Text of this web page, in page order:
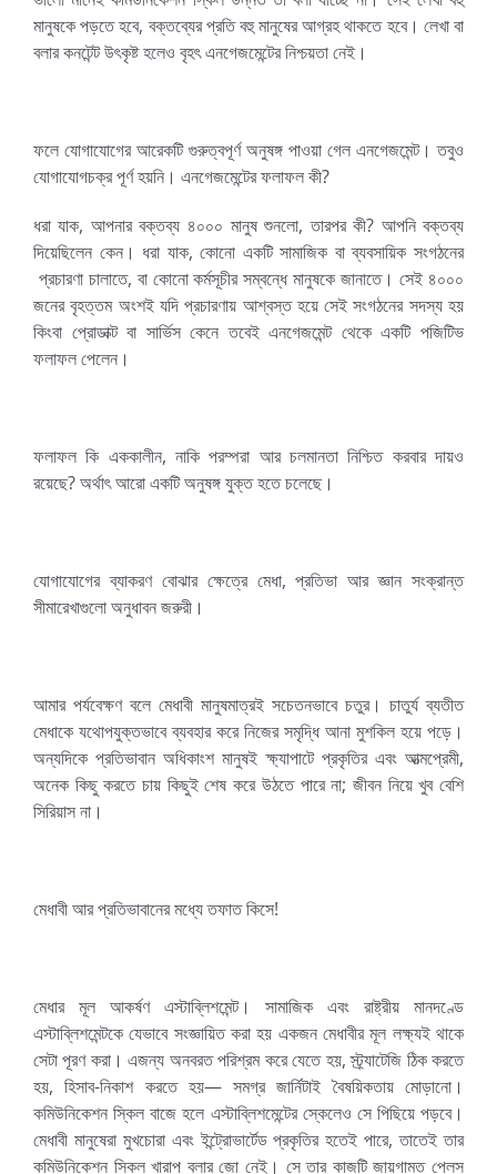
মানুষকে পড়তে হবে, বক্তব্যের প্রতি বহু মানুষের আগ্রহ থাকতে হবে। লেখা বা
বলার কনটেন্ট উৎকৃষ্ট হলেও বৃহৎ এনগেজমেন্টের নিশ্চয়তা নেই।
ফলে যোগাযোগের আরেকটি গুরুত্বপূর্ণ অনুষঙ্গ পাওয়া গেল এনগেজমেন্ট। তবুও
যোগাযোগচক্র পূর্ণ হয়নি। এনগেজমেন্টের ফলাফল কী?
ধরা যাক, আপনার বক্তব্য ৪০০০ মানুষ শুনলো, তারপর কী? আপনি বক্তব্য
দিয়েছিলেন কেন। ধরা যাক, কোনো একটি সামাজিক বা ব্যবসায়িক সংগঠনের
প্রচারণা চালাতে, বা কোনো কর্মসূচীর সম্বন্ধে মানুষকে জানাতে। সেই ৪০০০
জনের বৃহত্তম অংশই যদি প্রচারণায় আশ্বস্ত হয়ে সেই সংগঠনের সদস্য হয়
কিংবা প্রোডাক্ট বা সার্ভিস কেনে তবেই এনগেজমেন্ট থেকে একটি পজিটিভ
ফলাফল পেলেন।
ফলাফল কি এককালীন, নাকি পরম্পরা আর চলমানতা নিশ্চিত করবার দায়ও
রয়েছে? অর্থাৎ আরো একটি অনুষঙ্গ যুক্ত হতে চলেছে।
যোগাযোগের ব্যাকরণ বোঝার ক্ষেত্রে মেধা, প্রতিভা আর জ্ঞান সংক্রান্ত
সীমারেখাগুলো অনুধাবন জরুরী।
আমার পর্যবেক্ষণ বলে মেধাবী মানুষমাত্রই সচেতনভাবে চতুর। চাতুর্য ব্যতীত
মেধাকে যথোপযুক্তভাবে ব্যবহার করে নিজের সমৃদ্ধি আনা মুশকিল হয়ে পড়ে।
অন্যদিকে প্রতিভাবান অধিকাংশ মানুষই ক্ষ্যাপাটে প্রকৃতির এবং আত্মপ্রেমী,
অনেক কিছু করতে চায় কিছুই শেষ করে উঠতে পারে না; জীবন নিয়ে খুব বেশি
সিরিয়াস না।
মেধাবী আর প্রতিভাবানের মধ্যে তফাত কিসে!
মেধার মূল আকর্ষণ এস্টাব্লিশমেন্ট। সামাজিক এবং রাষ্ট্রীয় মানদণ্ডে
এস্টাব্লিশমেন্টকে যেভাবে সংজ্ঞায়িত করা হয় একজন মেধাবীর মূল লক্ষ্যই থাকে
সেটা পূরণ করা। এজন্য অনবরত পরিশ্রম করে যেতে হয়, স্ট্র্যাটেজি ঠিক করতে
হয়, হিসাব-নিকাশ করতে হয়— সমগ্র জার্নিটাই বৈষয়িকতায় মোড়ানো।
কমিউনিকেশন স্কিল বাজে হলে এস্টাব্লিশমেন্টের স্কেলেও সে পিছিয়ে পড়বে।
মেধাবী মানুষেরা মুখচোরা এবং ইন্ট্রোভার্টেড প্রকৃতির হতেই পারে, তাতেই তার
কমিউনিকেশন স্কিল খারাপ বলার জো নেই। সে তার কাজটি জায়গামত প্লেস